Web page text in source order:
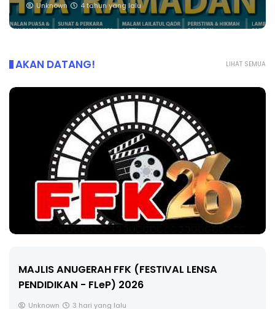
Unknown 4 tahun yang lalu
LIHAT SEMUA
AKAN DATANG!
🔴 [LIVE] MATEMATIK SR, WANG TAHUN 6 OLEH
CIKGU ANITA #ALLINONE #141 #...